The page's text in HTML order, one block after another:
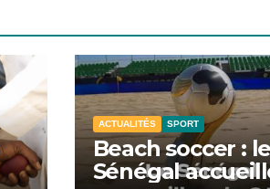
ACTUALITÉS SPORT
Beach soccer :
Sénégal